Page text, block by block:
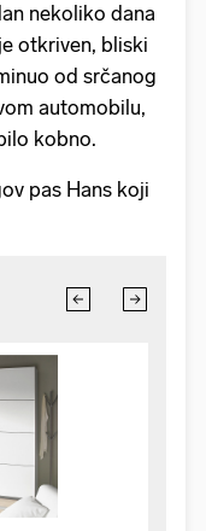
nekoliko dana
otkriven, bliski
od srčanog
automobilu,
kobno.
pas Hans koji